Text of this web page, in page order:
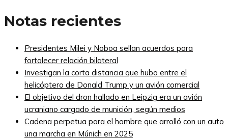
Notas recientes
Presidentes Milei y Noboa sellan acuerdos para
fortalecer relación bilateral
Investigan la corta distancia que hubo entre el
helicóptero de Donald Trump y un avión comercial
El objetivo del dron hallado en Leipzig era un avión
ucraniano cargado de munición, según medios
Cadena perpetua para el hombre que arrolló con un auto
una marcha en Múnich en 2025